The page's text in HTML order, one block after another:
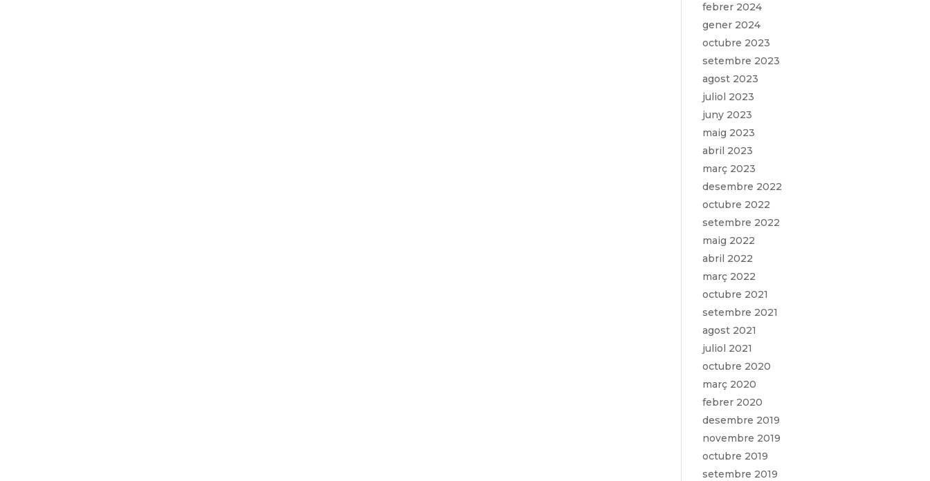
febrer 2024
gener 2024
octubre 2023
setembre 2023
agost 2023
juliol 2023
juny 2023
maig 2023
abril 2023
març 2023
desembre 2022
octubre 2022
setembre 2022
maig 2022
abril 2022
març 2022
octubre 2021
setembre 2021
agost 2021
juliol 2021
octubre 2020
març 2020
febrer 2020
desembre 2019
novembre 2019
octubre 2019
setembre 2019